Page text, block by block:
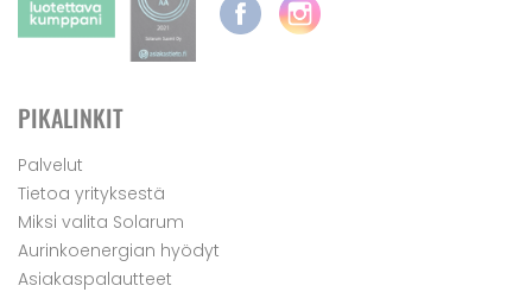
PIKALINKIT
Palvelut
Tietoa yrityksestä
Miksi valita Solarum
Aurinkoenergian hyödyt
Asiakaspalautteet